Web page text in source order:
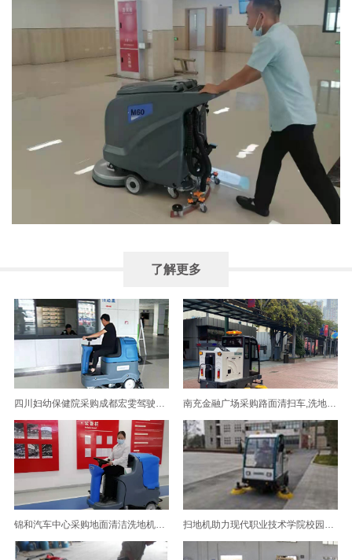
了解更多
南充金融广场采购路面清扫车,洗地机选择了成都宏雯公司
锦和汽车中心采购地面清洁洗地机选择了成都宏雯公司